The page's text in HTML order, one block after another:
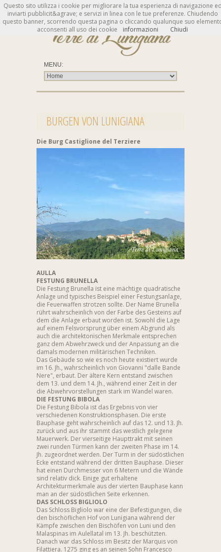
BURGEN VON LUNIGIANA
Die Burg Castiglione del Terziere
AULLA
FESTUNG BRUNELLA
Die Festung Brunella ist eine mächtige quadratische
Anlage und typisches Beispiel einer Festungsanlage,
die Feuerwaffen strotzen sollte. Der Name Brunella
rührt wahrscheinlich von der Farbe des Gesteins auf
dem die Anlage erbaut worden ist. Sowohl die Lage
auf einem Felsvorsprung über einem Abgrund als
auch die architektonischen Merkmale entsprechen
ganz dem Abwehrzweck und der Anpassung an die
damals modernen militärischen Techniken.
Das Gebäude so wie es noch heute existiert wurde
im 16. Jh., wahrscheinlich von Giovanni "dalle Bande
Nere", erbaut. Der ältere Kern entstand zwischen
dem 13. und dem 14. Jh., während einer Zeit in der
die Abwehrvorstellungen stark im Wandel waren.
DIE FESTUNG BIBOLA
Die Festung Bibola ist das Ergebnis von vier
verschiedenen Konstruktionsphasen. Die erste
Bauphase geht wahrscheinlich auf das 12. und 13. Jh.
zurück und aus ihr stammt das westlich gelegene
Mauerwerk. Der vierseitige Haupttrakt mit seinen
zwei runden Türmen kann der zweiten Phase im 14.
Jh. zugeordnet werden. Der Turm in der südöstlichen
Ecke entstand während der dritten Bauphase. Dieser
hat einen Durchmesser von 6 Metern und die Wände
sind relativ dick. Einige gut erhaltene
Architekturmerkmale aus der vierten Bauphase kann
man an der südöstlichen Seite erkennen.
DAS SCHLOSS BIGLIOLO
Das Schloss Bigliolo war eine der Befestigungen, die
den bischöflichen Hof von Lunigiana während der
Kämpfe zwischen den Bischöfen von Luni und den
Malaspinas im Aulellatal im 13. Jh. beschützten.
Danach war das Schloss im Besitz der Marquis von
Filattiera. 1275 ging es an seinen Sohn Francesco
Questo sito utilizza i cookie per migliorare la tua esperienza di navigazione
inviarti pubblicit&agrave; e servizi in linea con le tue preferenze. Chiudendo
questo banner, scorrendo questa pagina o cliccando qualunque suo
acconsenti all uso dei cookie
informazioni Chiudi